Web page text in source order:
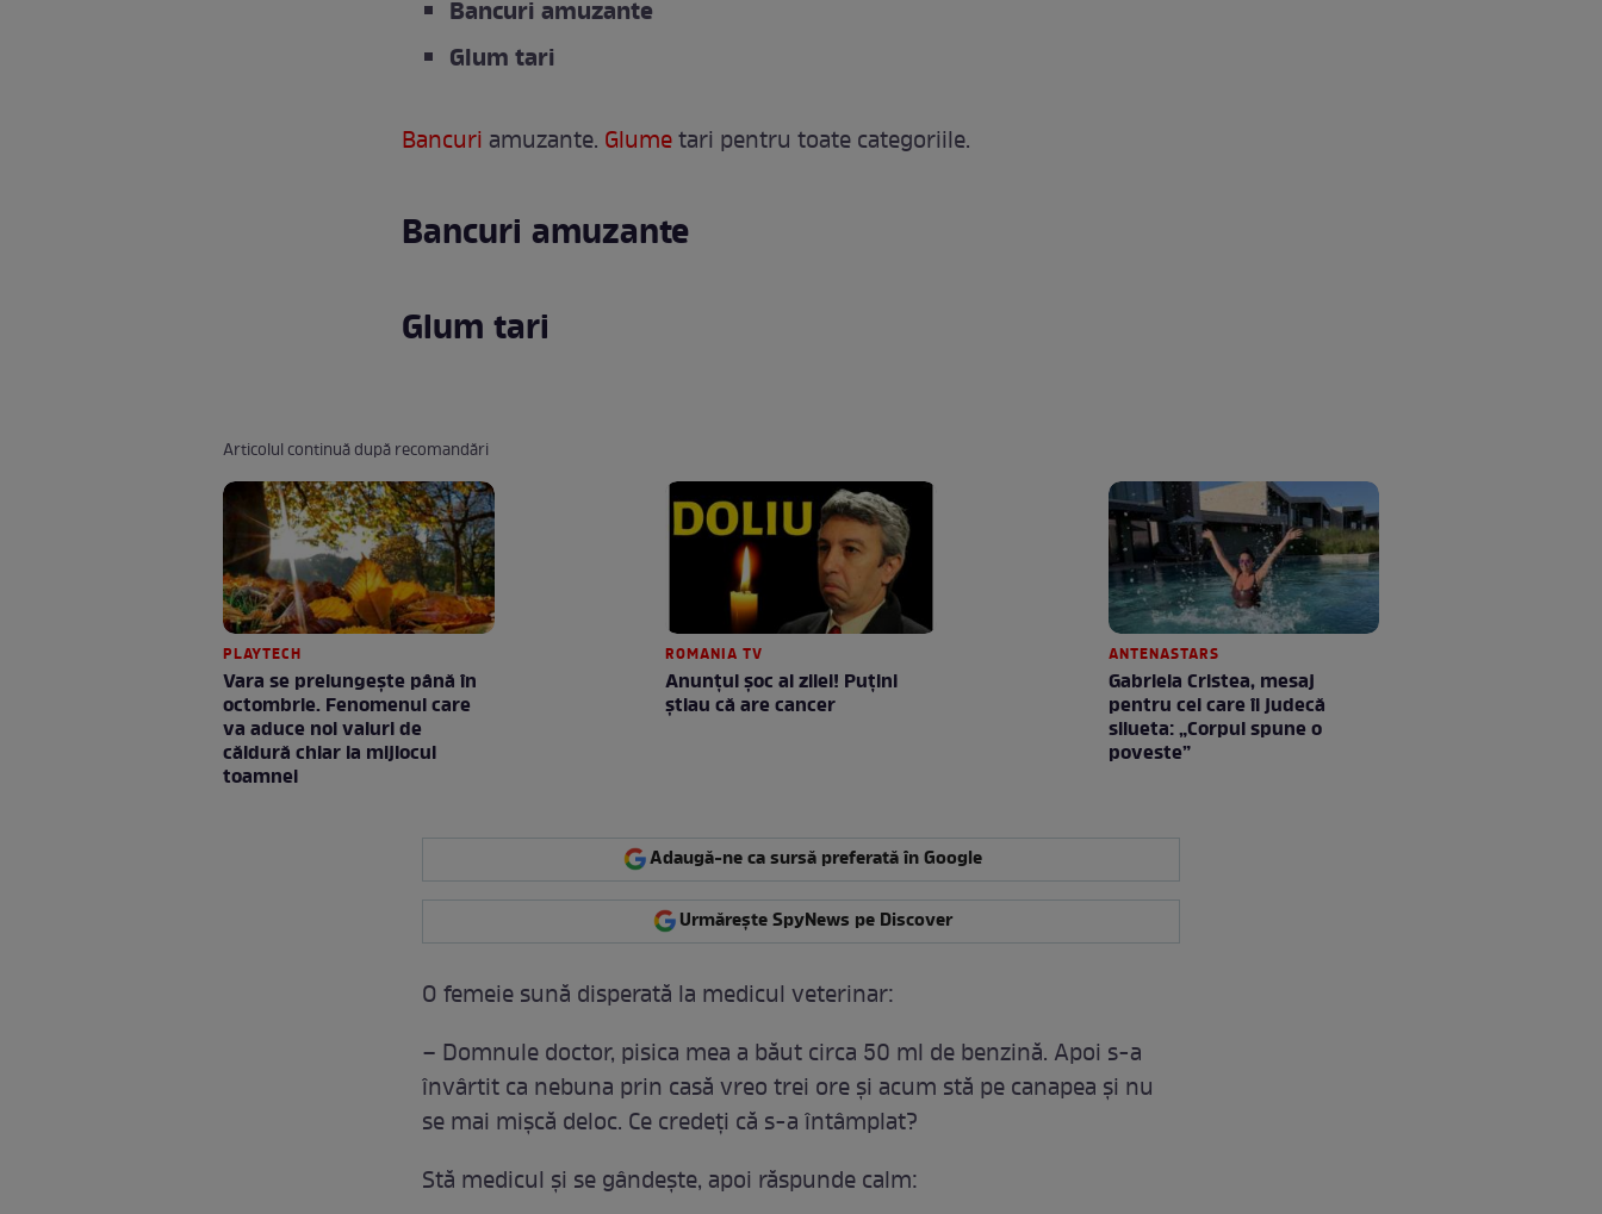
Bancuri amuzante
Glum tari
Bancuri amuzante. Glumetari pentru toate categoriile.
Bancuri amuzante
Glum tari
Articolul continuă după recomandări
PLAYTECH
Vara se prelungeşte până în
octombrie. Fenomenul care
va aduce noi valuri de
căldură chiar la mijlocul
toamnei
ROMANIA TV
Anunţul şoc al zilei! Puţini
ştiau că are cancer
ANTENASTARS
Gabriela Cristea, mesaj
pentru cei care îi judecă
silueta: „Corpul spune o
poveste”
Adaugă-ne ca sursă preferată în Google
Urmărește SpyNews pe Discover
O femeie sună disperată la medicul veterinar:
– Domnule doctor, pisica mea a băut circa 50 ml de benzină. Apoi s-a
învârtit ca nebuna prin casă vreo trei ore şi acum stă pe canapea şi nu
se mai mişcă deloc. Ce credeţi că s-a întâmplat?
Stă medicul şi se gândeşte, apoi răspunde calm: